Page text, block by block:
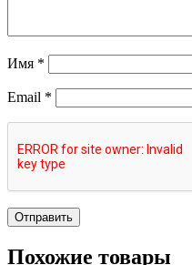
Имя *
Email *
Похожие товары